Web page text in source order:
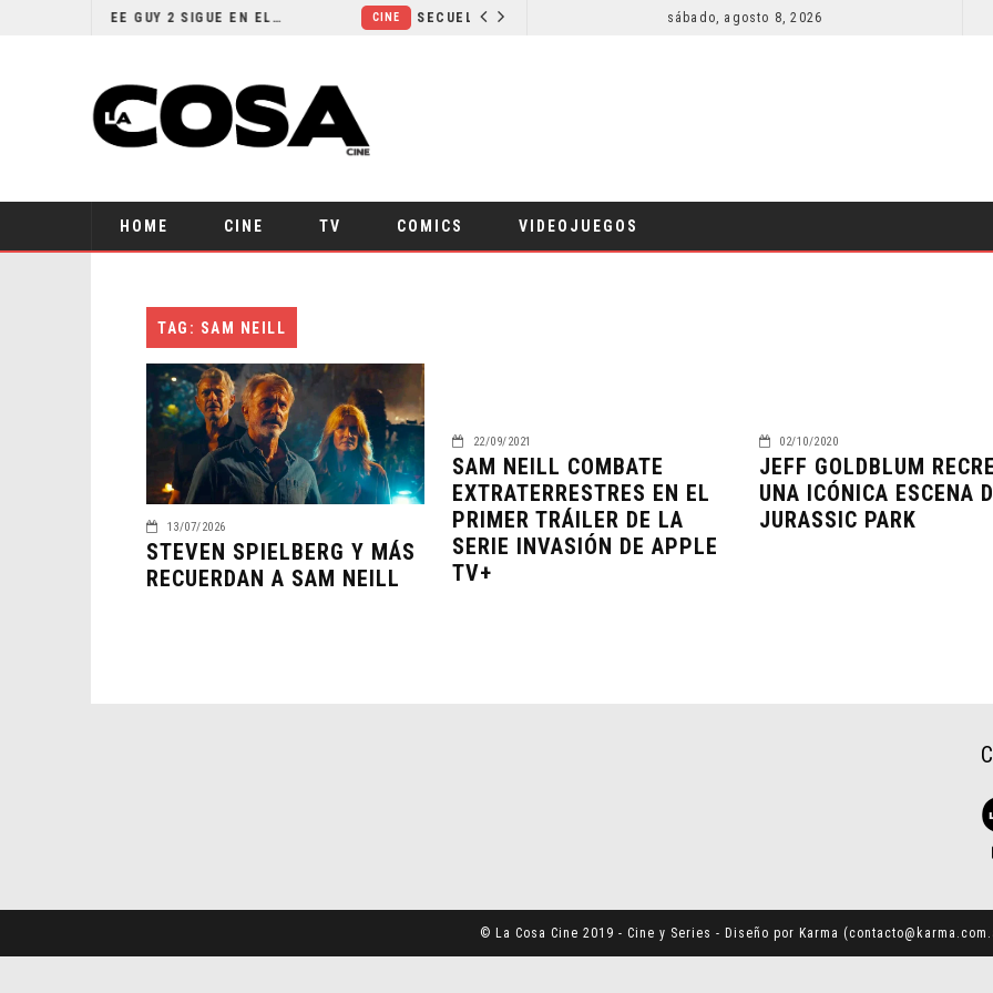
¿POR QUÉ FREE GUY 2 SIGUE EN EL LIMBO? CINE
sábado, agosto 8, 2026
HOME CINE TV COMICS VIDEOJUEGOS
TAG: SAM NEILL
13/07/2026
STEVEN SPIELBERG Y MÁS
RECUERDAN A SAM NEILL
22/09/2021
SAM NEILL COMBATE
EXTRATERRESTRES EN EL
PRIMER TRÁILER DE LA
SERIE INVASIÓN DE APPLE
TV+
02/10/2020
JEFF GOLDBLUM
UNA ICÓNICA ESCENA
JURASSIC PARK
© La Cosa Cine 2019 - Cine y Series - Diseño por Karma (